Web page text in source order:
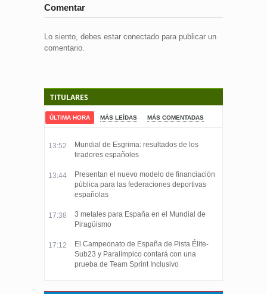
Comentar
Lo siento, debes estar conectado para publicar un
comentario.
TITULARES
ÚLTIMA HORA MÁS LEÍDAS MÁS COMENTADAS
13:52
Mundial de Esgrima: resultados de los
tiradores españoles
13:44
Presentan el nuevo modelo de financiación
pública para las federaciones deportivas
españolas
17:38
3 metales para España en el Mundial de
Piragüismo
17:12
El Campeonato de España de Pista Élite-
Sub23 y Paralímpico contará con una
prueba de Team Sprint Inclusivo